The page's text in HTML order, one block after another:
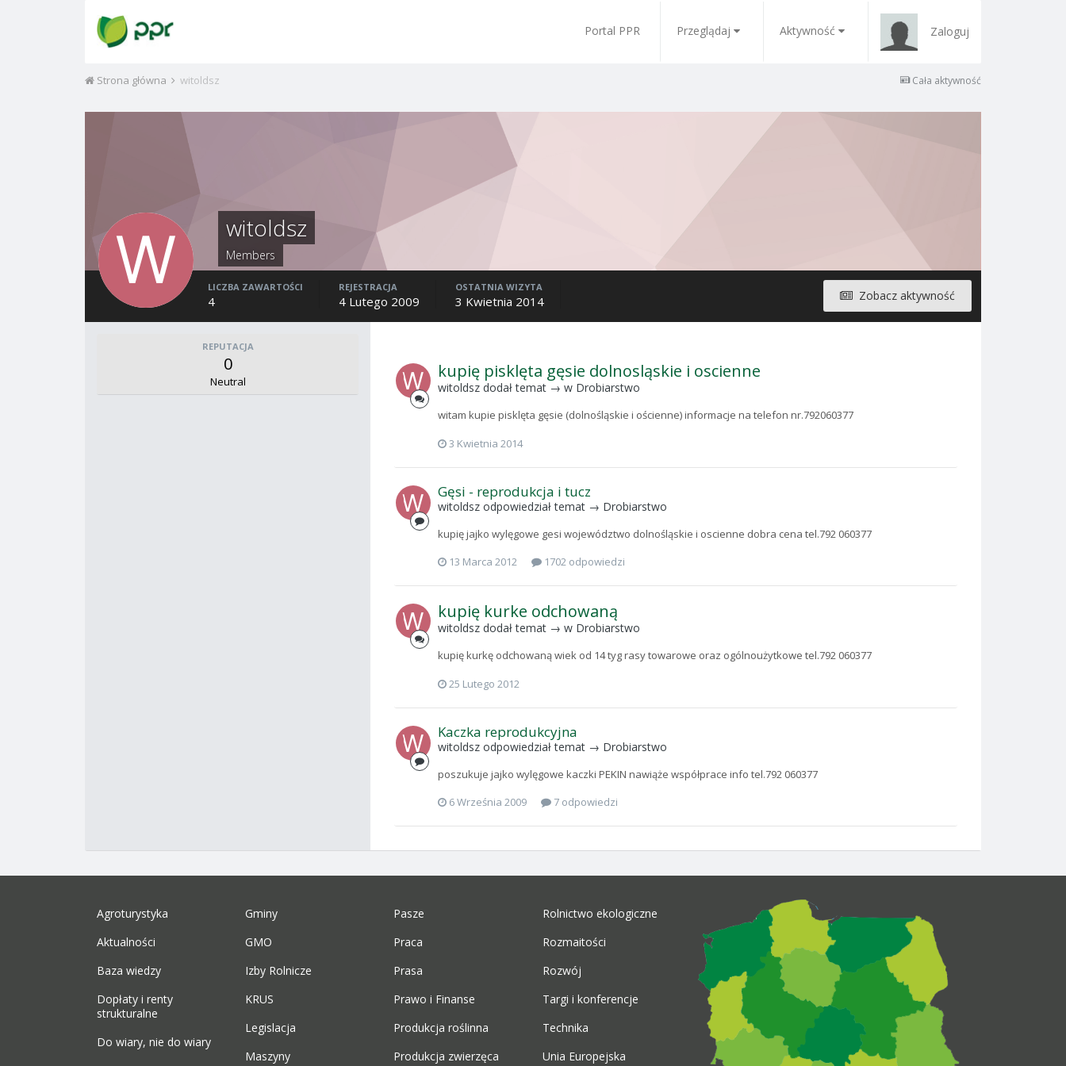
Portal PPR Przeglądaj Aktywność Zaloguj
Cała aktywność
Strona główna witoldsz
witoldsz
Members
Zobacz aktywność
LICZBA ZAWARTOŚCI
4
REJESTRACJA
4 Lutego 2009
OSTATNIA WIZYTA
3 Kwietnia 2014
REPUTACJA
0
Neutral kupię pisklęta gęsie dolnosląskie i oscienne
witoldsz dodał temat → w Drobiarstwo
witam kupie pisklęta gęsie (dolnośląskie i ościenne) informacje na telefon nr.792060377
3 Kwietnia 2014
Gęsi - reprodukcja i tucz
witoldsz odpowiedział temat → Drobiarstwo
kupię jajko wylęgowe gesi województwo dolnośląskie i oscienne dobra cena tel.792 060377
13 Marca 2012
1702 odpowiedzi
kupię kurke odchowaną
witoldsz dodał temat → w Drobiarstwo
kupię kurkę odchowaną wiek od 14 tyg rasy towarowe oraz ogólnoużytkowe tel.792 060377
25 Lutego 2012
Kaczka reprodukcyjna
witoldsz odpowiedział temat → Drobiarstwo
poszukuje jajko wylęgowe kaczki PEKIN nawiąże współprace info tel.792 060377
6 Września 2009
7 odpowiedzi
Agroturystyka
Aktualności
Baza wiedzy
Dopłaty i renty
strukturalne
Do wiary, nie do wiary
Gminy
GMO
Izby Rolnicze
KRUS
Legislacja
Maszyny
Pasze
Praca
Prasa
Prawo i Finanse
Produkcja roślinna
Produkcja zwierzęca
Rolnictwo ekologiczne
Rozmaitości
Rozwój
Targi i konferencje
Technika
Unia Europejska